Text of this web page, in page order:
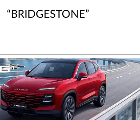
“BRIDGESTONE”